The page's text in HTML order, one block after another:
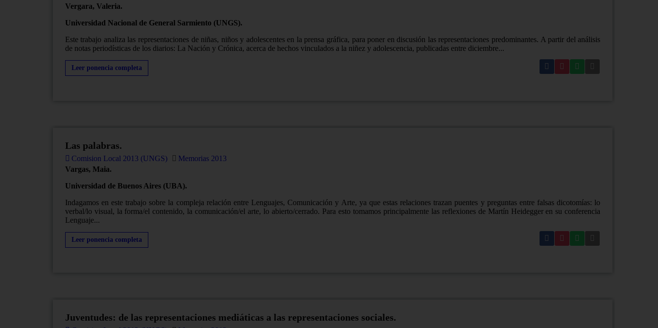
Vergara, Valeria.
Universidad Nacional de General Sarmiento (UNGS).
Este trabajo analiza las representaciones de niñas, niños y adolescentes en la prensa gráfica, para poner en discusión las representaciones predominantes. A partir del análisis
de notas periodísticas de los diarios: La Nación y Crónica, acerca de hechos vinculados a la niñez y adolescencia, publicadas entre diciembre...
Leer ponencia completa
Las palabras.
Comision Local 2013 (UNGS)
Memorias 2013
Vargas, Maia.
Universidad de Buenos Aires (UBA).
Indagamos en este trabajo sobre la compleja relación entre Lenguajes, Comunicación y Arte, ya que estas relaciones trazan puentes y preguntas entre falsas dicotomías: lo
verbal/lo visual, la forma/el contenido, la comunicación/el arte, lo abierto/cerrado. Para esto tomamos principalmente las reflexiones de Martín Heidegger en su conferencia
Lenguaje...
Leer ponencia completa
Juventudes: de las representaciones mediáticas a las representaciones sociales.